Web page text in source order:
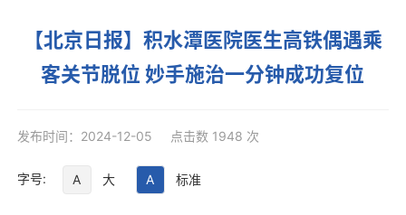
【北京日报】积水潭医院医生高铁偶遇乘
客关节脱位 妙手施治一分钟成功复位
发布时间：2024-12-05 点击数 1948 次
字号: A 大 A 标准